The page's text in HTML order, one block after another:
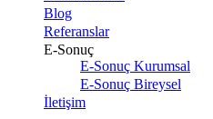
Blog
Referanslar
E-Sonuç
E-Sonuç Kurumsal
E-Sonuç Bireysel
İletişim